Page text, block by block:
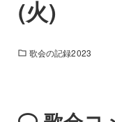
(火)
歌会の記録2023